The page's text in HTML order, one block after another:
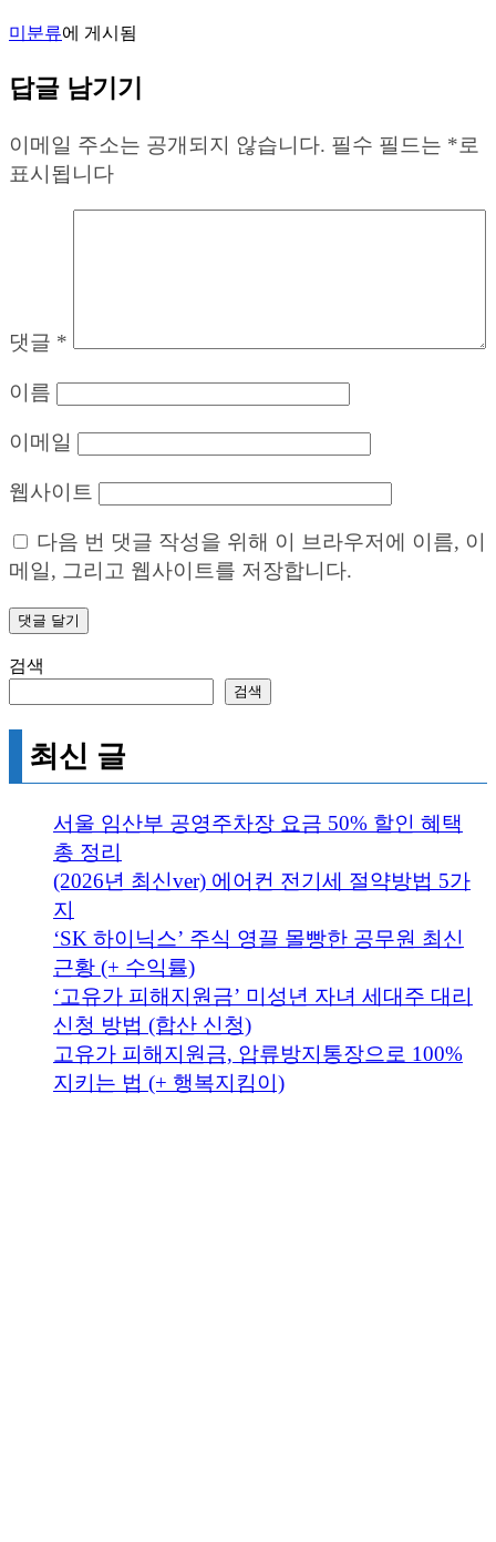
미분류에 게시됨
답글 남기기
이메일 주소는 공개되지 않습니다. 필수 필드는 *로
표시됩니다
댓글 *
이름
이메일
웹사이트
다음 번 댓글 작성을 위해 이 브라우저에 이름, 이
메일, 그리고 웹사이트를 저장합니다.
검색
검색
최신 글
서울 임산부 공영주차장 요금 50% 할인 혜택
총 정리
(2026년 최신ver) 에어컨 전기세 절약방법 5가
지
‘SK 하이닉스’ 주식 영끌 몰빵한 공무원 최신
근황 (+ 수익률)
‘고유가 피해지원금’ 미성년 자녀 세대주 대리
신청 방법 (합산 신청)
고유가 피해지원금, 압류방지통장으로 100%
지키는 법 (+ 행복지킴이)